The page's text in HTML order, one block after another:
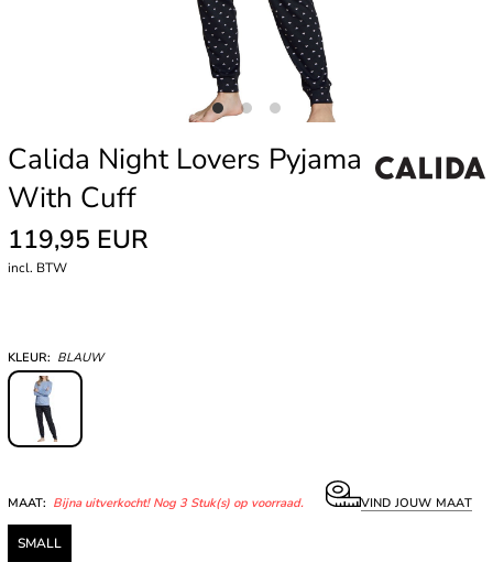
Calida Night Lovers Pyjama
With Cuff
119,95 EUR
incl. BTW
KLEUR: BLAUW
MAAT: Bijna uitverkocht! Nog 3 Stuk(s) op voorraad. VIND JOUW MAAT
SMALL